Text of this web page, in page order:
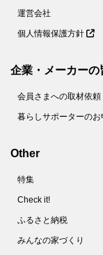
運営会社
個人情報保護方針
企業・メーカーの
会員さまへの取材依頼
暮らしサポーターのお
Other
特集
Check it!
ふるさと納税
みんなの家づくり